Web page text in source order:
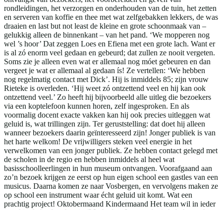
rondleidingen, het verzorgen en onderhouden van de tuin, het zetten
en serveren van koffie en thee met wat zelfgebakken lekkers, de was
draaien en last but not least de kleine en grote schoonmaak van –
gelukkig alleen de binnenkant – van het pand. ‘We mopperen nog
wel ’s hoor’ Dat zeggen Loes en Efiena met een grote lach. Want er
is al zó enorm veel gedaan en gebeurd; dat zullen ze nooit vergeten.
Soms zie je alleen even wat er allemaal nog móet gebeuren en dan
vergeet je wat er allemaal al gedaan ís! Ze vertellen: ‘We hebben
nog regelmatig contact met Dick’. Hij is inmiddels 85; zijn vrouw
Rieteke is overleden. ‘Hij weet zó ontzettend veel en hij kan ook
ontzettend veel.’ Zo heeft hij bijvoorbeeld alle uitleg die bezoekers
via een koptelefoon kunnen horen, zelf ingesproken. En als
voormalig docent exacte vakken kan hij ook precies uitleggen wat
geluid is, wat trillingen zijn. Ter geruststelling: dat doet hij alleen
wanneer bezoekers daarin geïnteresseerd zijn! Jonger publiek is van
het harte welkom! De vrijwilligers steken veel energie in het
verwelkomen van een jonger publiek. Ze hebben contact gelegd met
de scholen in de regio en hebben inmiddels al heel wat
basisschoolleerlingen in hun museum ontvangen. Voorafgaand aan
zo’n bezoek krijgen ze eerst op hun eigen school een gastles van een
musicus. Daarna komen ze naar Vosbergen, en vervolgens maken ze
op school een instrument waar écht geluid uit komt. Wat een
prachtig project! Oktobermaand Kindermaand Het team wil in ieder